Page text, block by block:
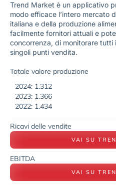
Trend Market è un applicativo
modo efficace l’intero mercato
italiana e della produzione
facilmente fornitori attuali e
concorrenza, di monitorare
singoli punti vendita.
Totale valore produzione
2024: 1.312
2023: 1.366
2022: 1.434
Ricavi delle vendite
VAI SU
EBITDA
VAI SU